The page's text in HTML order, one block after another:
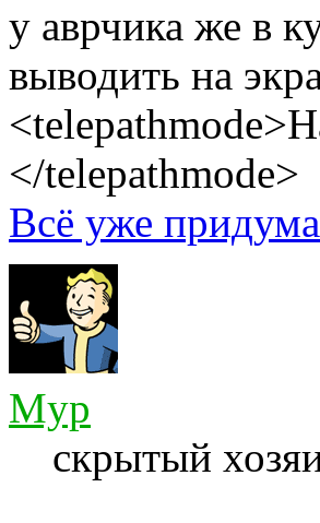
у аврчика же в
выводить на
</telepathmode>
Всё уже
Myp
скрытый